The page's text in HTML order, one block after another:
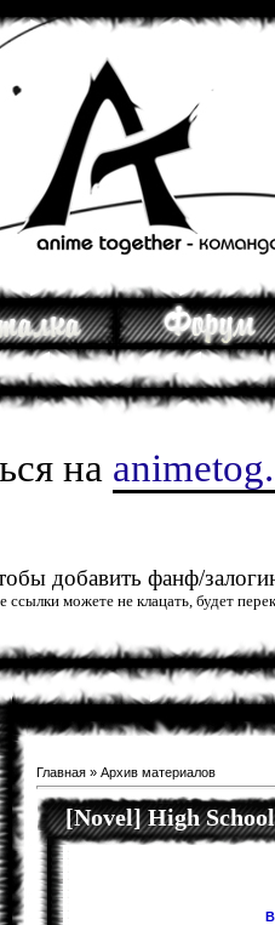
на
добавить фанф/
ссылки можете не клацать, будет
Главная » Архив материалов
[Novel] High